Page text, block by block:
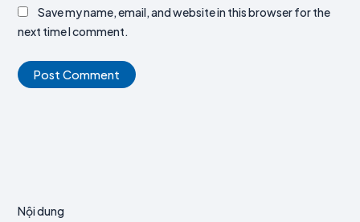
Save my name, email, and website in this browser for the
next time I comment.
Nội dung